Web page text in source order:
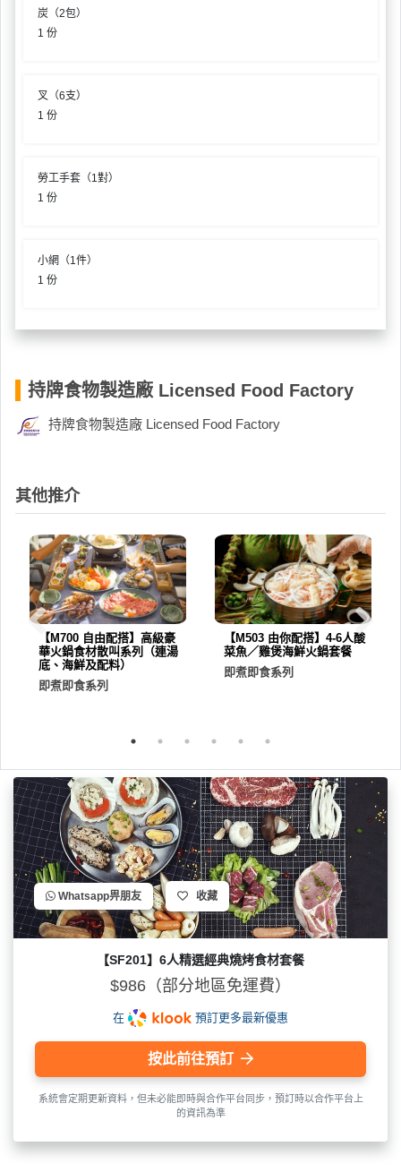
炭（2包）
1 份
叉（6支）
1 份
勞工手套（1對）
1 份
小網（1件）
1 份
持牌食物製造廠 Licensed Food Factory
持牌食物製造廠 Licensed Food Factory
其他推介
【M700 自由配搭】高級豪
華火鍋食材散叫系列（連湯
底、海鮮及配料）
即煮即食系列
【M503 由你配搭】4-6人酸
菜魚／雞煲海鮮火鍋套餐
即煮即食系列
Whatsapp畀朋友 收藏
【SF201】6人精選經典燒烤食材套餐
$986（部分地區免運費）
在 預訂更多最新優惠
按此前往預訂
系統會定期更新資料，但未必能即時與合作平台同步，預訂時以合作平台上
的資訊為準